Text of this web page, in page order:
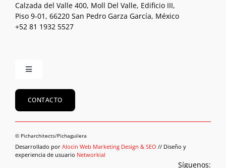
Calzada del Valle 400, Moll Del Valle, Edificio III,
Piso 9-01, 66220 San Pedro Garza García, México
+52 81 1932 5527
Toggle
Inicio
CONTACTO
© Picharchitects/Pichaguilera
Desarrollado por Alocin Web Marketing Design & SEO // Diseño y
experiencia de usuario Networkial
Síguenos: